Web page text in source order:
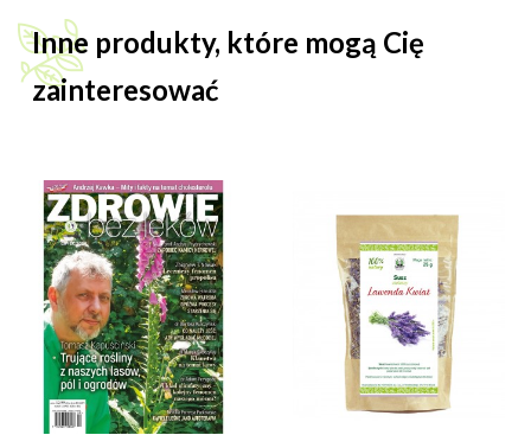
Inne produkty, które mogą Cię
zainteresować